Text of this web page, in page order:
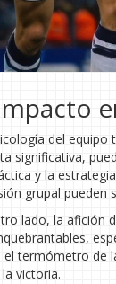
del equipo
significativa,
y la
grupal pueden
lado, la afición
el termómetro de
victoria.